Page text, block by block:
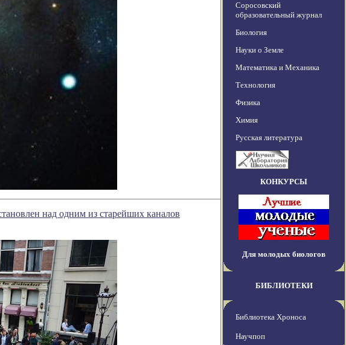
над одним из старейших каналов
Соросовский
образовательный журнал
Биология
Науки о Земле
Математика и Механика
Технология
Физика
Химия
Русская литература
КОНКУРСЫ
Для молодых биологов
БИБЛИОТЕКИ
Библиотека Хроноса
Научпоп